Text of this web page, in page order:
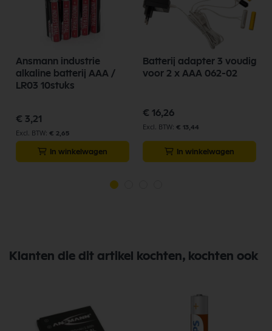
Ansmann industrie
alkaline batterij AAA /
LR03 10stuks
€ 3,21
€ 2,65
In winkelwagen
Batterij adapter 3 voudig
voor 2 x AAA 062-02
€ 16,26
€ 13,44
In winkelwagen
Klanten die dit artikel kochten, kochten ook